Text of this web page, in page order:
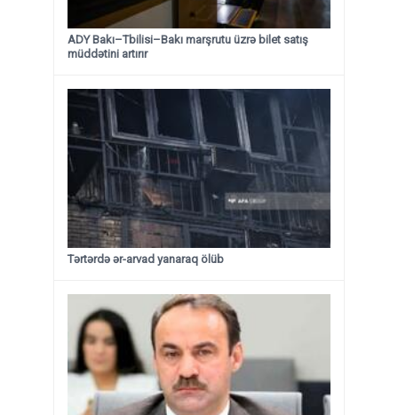
ADY Bakı–Tbilisi–Bakı marşrutu üzrə bilet satış
müddətini artırır
Tərtərdə ər-arvad yanaraq ölüb